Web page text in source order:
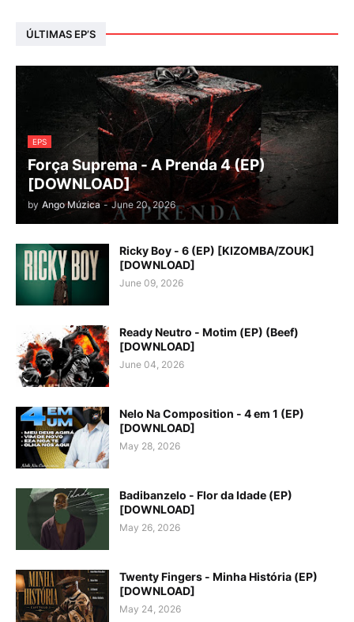
ÚLTIMAS EP’S
EPS
Força Suprema - A Prenda 4 (EP)
[DOWNLOAD]
by Ango Múzica - June 20, 2026
Ricky Boy - 6 (EP) [KIZOMBA/ZOUK]
[DOWNLOAD]
June 09, 2026
Ready Neutro - Motim (EP) (Beef)
[DOWNLOAD]
June 04, 2026
Nelo Na Composition - 4 em 1 (EP)
[DOWNLOAD]
May 28, 2026
Badibanzelo - Flor da Idade (EP)
[DOWNLOAD]
May 26, 2026
Twenty Fingers - Minha História (EP)
[DOWNLOAD]
May 24, 2026